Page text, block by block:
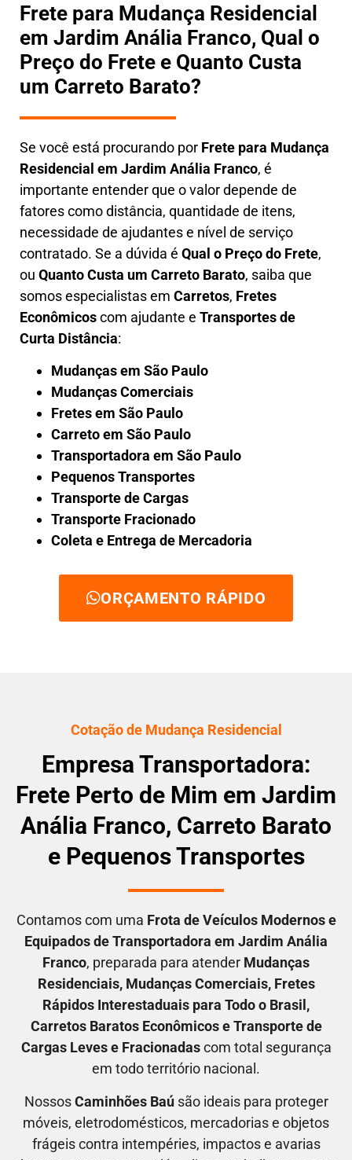
Frete para Mudança Residencial
em Jardim Anália Franco, Qual o
Preço do Frete e Quanto Custa
um Carreto Barato?
Se você está procurando por Frete para Mudança
Residencial em Jardim Anália Franco, é
importante entender que o valor depende de
fatores como distância, quantidade de itens,
necessidade de ajudantes e nível de serviço
contratado. Se a dúvida é Qual o Preço do Frete,
ou Quanto Custa um Carreto Barato, saiba que
somos especialistas em Carretos, Fretes
Econômicoscom ajudante e Transportes de
Curta Distância:
Mudanças em São Paulo
Mudanças Comerciais
Fretes em São Paulo
Carreto em São Paulo
Transportadora em São Paulo
Pequenos Transportes
Transporte de Cargas
Transporte Fracionado
Coleta e Entrega de Mercadoria
ORÇAMENTO RÁPIDO
Cotação de Mudança Residencial
Empresa Transportadora:
Frete Perto de Mim em Jardim
Anália Franco, Carreto Barato
e Pequenos Transportes
Contamos com uma Frota de Veículos Modernos e
Equipados de Transportadora em Jardim Anália
Franco, preparada para atender Mudanças
Residenciais, Mudanças Comerciais, Fretes
Rápidos Interestaduais para Todo o Brasil ,
Carretos Baratos Econômicose Transporte de
Cargas Leves e Fracionadascom total segurança
em todo território nacional.
NossosCaminhões Baúsão ideais para proteger
móveis, eletrodomésticos, mercadorias e objetos
frágeis contra intempéries, impactos e avarias